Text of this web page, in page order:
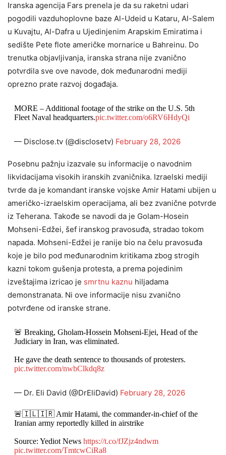
Iranska agencija Fars prenela je da su raketni udari
pogodili vazduhoplovne baze Al-Udeid u Kataru, Al-Salem
u Kuvajtu, Al-Dafra u Ujedinjenim Arapskim Emiratima i
sedište Pete flote američke mornarice u Bahreinu. Do
trenutka objavljivanja, iranska strana nije zvanično
potvrdila sve ove navode, dok međunarodni mediji
oprezno prate razvoj događaja.
MORE – Additional footage of the strike on the U.S. 5th
Fleet Naval headquarters.pic.twitter.com/o6RV6HdyQi
— Disclose.tv (@disclosetv) February 28, 2026
Posebnu pažnju izazvale su informacije o navodnim
likvidacijama visokih iranskih zvaničnika. Izraelski mediji
tvrde da je komandant iranske vojske Amir Hatami ubijen u
američko-izraelskim operacijama, ali bez zvanične potvrde
iz Teherana. Takođe se navodi da je Golam-Hosein
Mohseni-Edžei, šef iranskog pravosuđa, stradao tokom
napada. Mohseni-Edžei je ranije bio na čelu pravosuđa
koje je bilo pod međunarodnim kritikama zbog strogih
kazni tokom gušenja protesta, a prema pojedinim
izveštajima izricao je smrtnu kaznu hiljadama
demonstranata. Ni ove informacije nisu zvanično
potvrđene od iranske strane.
🚨 Breaking, Gholam-Hossein Mohseni-Ejei, Head of the
Judiciary in Iran, was eliminated.
He gave the death sentence to thousands of protesters.
pic.twitter.com/nwbClkdq8z
— Dr. Eli David (@DrEliDavid) February 28, 2026
🚨🇮🇱🇮🇷 Amir Hatami, the commander-in-chief of the
Iranian army reportedly killed in airstrike
Source: Yediot News https://t.co/fJZjz4ndwm
pic.twitter.com/TmtcwCiRa8